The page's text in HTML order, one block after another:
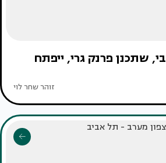
שתכנן פרנק גרי, ייפתח
זוהר שחר לוי